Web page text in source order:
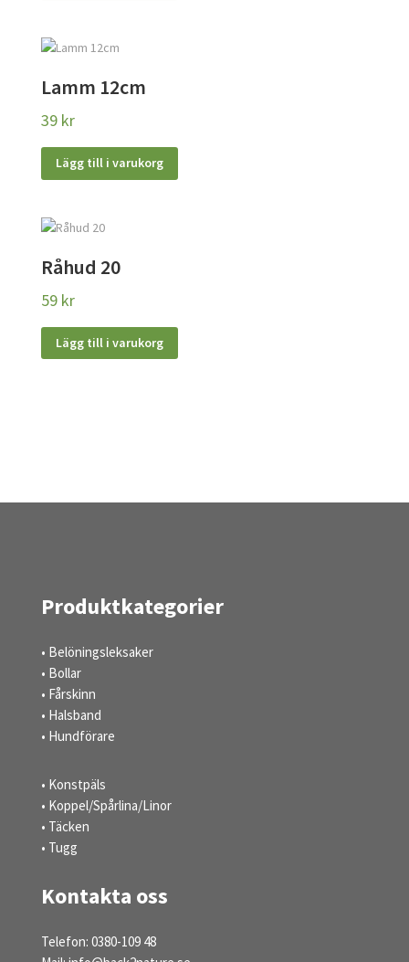
Lamm 12cm
39 kr
Lägg till i varukorg
Råhud 20
59 kr
Lägg till i varukorg
Produktkategorier
• Belöningsleksaker
• Bollar
• Fårskinn
• Halsband
• Hundförare
• Konstpäls
• Koppel/Spårlina/Linor
• Täcken
• Tugg
Kontakta oss
Telefon: 0380-109 48